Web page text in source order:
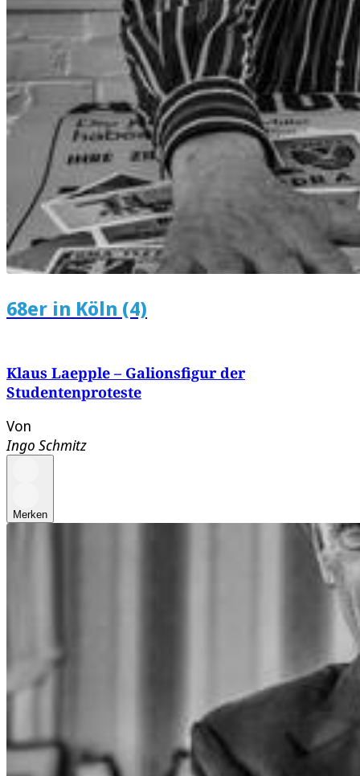
68er in Köln (4)
Klaus Laepple – Galionsfigur der
Studentenproteste
Von
Ingo Schmitz
Merken